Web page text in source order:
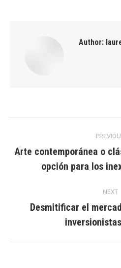
Author:
navigation
Arte contemporánea o
opción para los
NEXT
Desmitificar el